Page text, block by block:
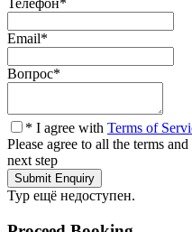
Телефон*
Email*
Вопрос*
* I agree with Terms of
Please agree to all the terms
next step
Тур ещё недоступен.